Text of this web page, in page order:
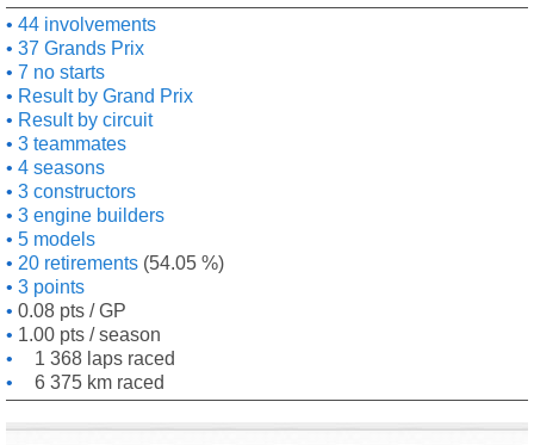
44 involvements
37 Grands Prix
7 no starts
Result by Grand Prix
Result by circuit
3 teammates
4 seasons
3 constructors
3 engine builders
5 models
20 retirements (54.05 %)
3 points
0.08 pts / GP
1.00 pts / season
1 368 laps raced
6 375 km raced